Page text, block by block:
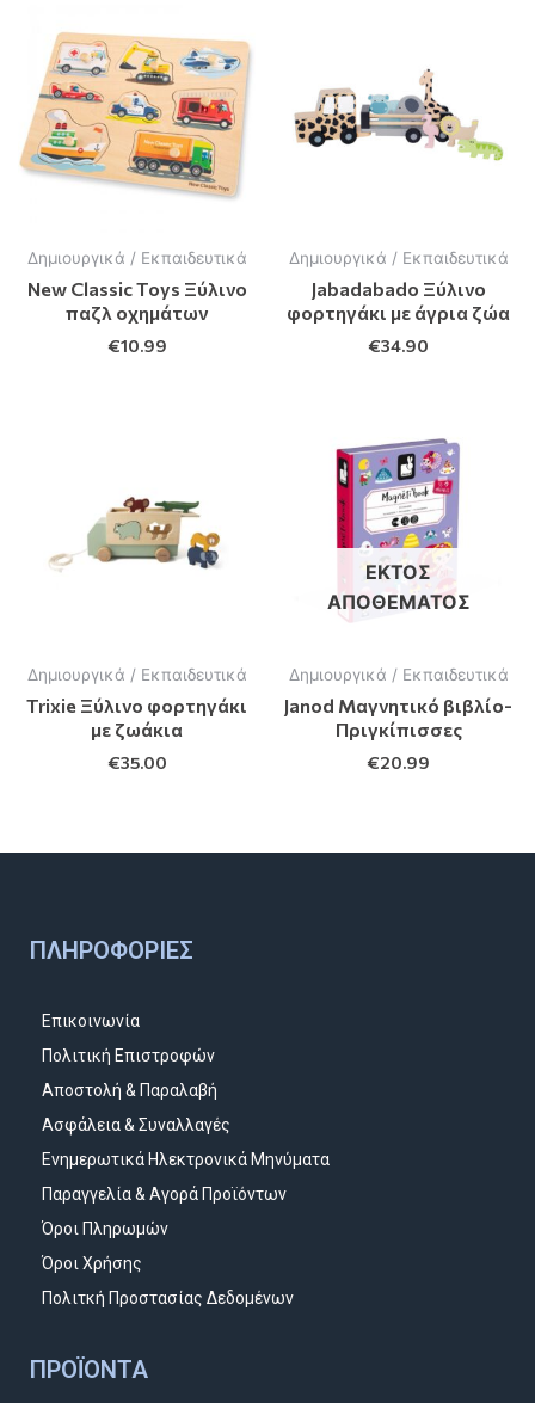
Δημιουργικά / Εκπαιδευτικά
New Classic Toys Ξύλινο
παζλ οχημάτων
€10.99
Δημιουργικά / Εκπαιδευτικά
Jabadabado Ξύλινο
φορτηγάκι με άγρια ζώα
€34.90
Δημιουργικά / Εκπαιδευτικά
Trixie Ξύλινο φορτηγάκι
με ζωάκια
€35.00
ΕΚΤΌΣ
ΑΠΟΘΈΜΑΤΟΣ
Δημιουργικά / Εκπαιδευτικά
Janod Μαγνητικό βιβλίο-
Πριγκίπισσες
€20.99
ΠΛΗΡΟΦΟΡΊΕΣ
Επικοινωνία
Πολιτική Επιστροφών
Αποστολή & Παραλαβή
Ασφάλεια & Συναλλαγές
Ενημερωτικά Ηλεκτρονικά Μηνύματα
Παραγγελία & Αγορά Προϊόντων
Όροι Πληρωμών
Όροι Χρήσης
Πολιτκή Προστασίας Δεδομένων
ΠΡΟΪΌΝΤΑ